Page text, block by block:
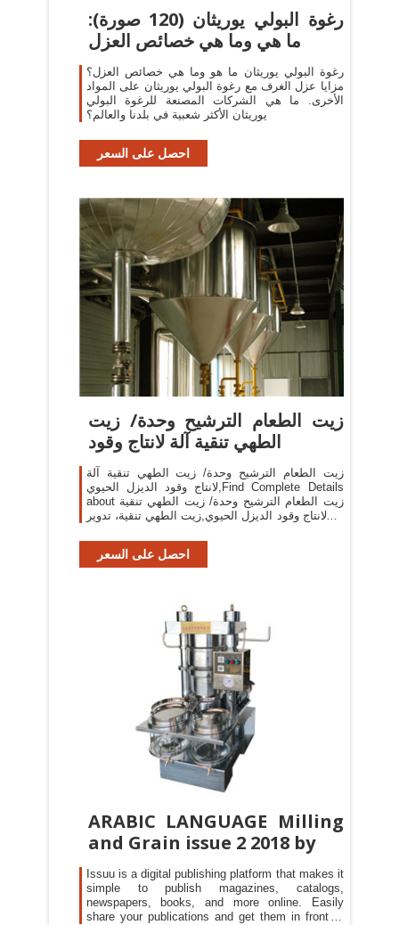
رغوة البولي يوريثان (120 صورة):
ما هي وما هي خصائص العزل
رغوة البولي يوريثان ما هو وما هي خصائص العزل؟
مزايا عزل الغرف مع رغوة البولي يوريثان على المواد
الأخرى. ما هي الشركات المصنعة للرغوة البولي
يوريثان الأكثر شعبية في بلدنا والعالم؟
احصل على السعر
زيت الطعام الترشيح وحدة/ زيت
الطهي تنقية آلة لانتاج وقود
زيت الطعام الترشيح وحدة/ زيت الطهي تنقية آلة
لانتاج وقود الديزل الحيوي,Find Complete Details
about زيت الطعام الترشيح وحدة/ زيت الطهي تنقية
آلة لانتاج وقود الديزل الحيوي,زيت الطهي تنقية، تدوير
احصل على السعر
ARABIC LANGUAGE Milling
and Grain issue 2 2018 by
Issuu is a digital publishing platform that makes it
simple to publish magazines, catalogs,
newspapers, books, and more online. Easily
share your publications and get them in front of